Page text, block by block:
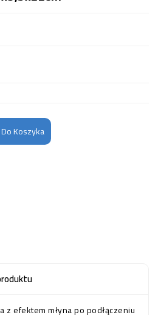
Koszyka
efektem młyna po podłączeniu